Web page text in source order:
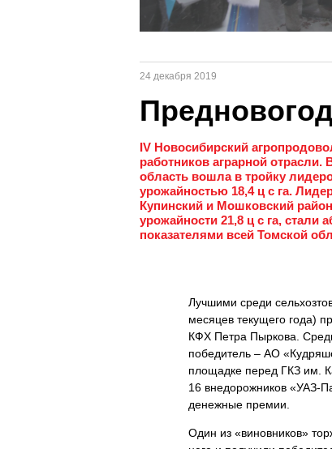
24 декабря 2019
IV Новосибирский
работников аграрной
область вошла в тройку
урожайностью 18,4 ц с га.
Купинский и Мошковский
урожайности 21,8 ц с га,
показателями всей Томской
Лучшими среди
месяцев текущего года)
КФХ Петра Пыркова.
победитель – АО
площадке перед ГКЗ им.
16 внедорожников «УАЗ-
денежные премии.
Один из «виновников»